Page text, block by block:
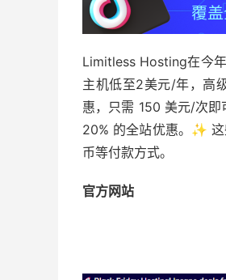
Limitless Hosting在今
主机低至2美元/年，高
惠，只需 150 美元/次
20% 的全站优惠。✨
币等付款方式。
官方网站